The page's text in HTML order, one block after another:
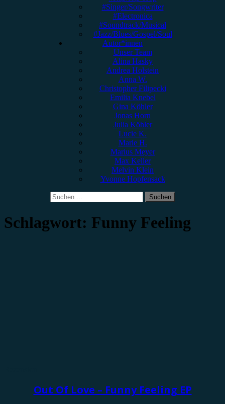
#Singer/Songwriter
#Electronica
#Soundtrack/Musical
#Jazz/Blues/Gospel/Soul
Autor*innen
Unser Team
Alina Hasky
Andrea Holstein
Anna W.
Christopher Filipecki
Emilia Knebel
Gina Köhler
Jonas Horn
Julia Köhler
Lucie K.
Marie H.
Marius Meyer
Max Keller
Melvin Klein
Yvonne Hopfensack
Suchen
nach:
Schlagwort: Funny Feeling
Out Of Love – Funny Feeling EP